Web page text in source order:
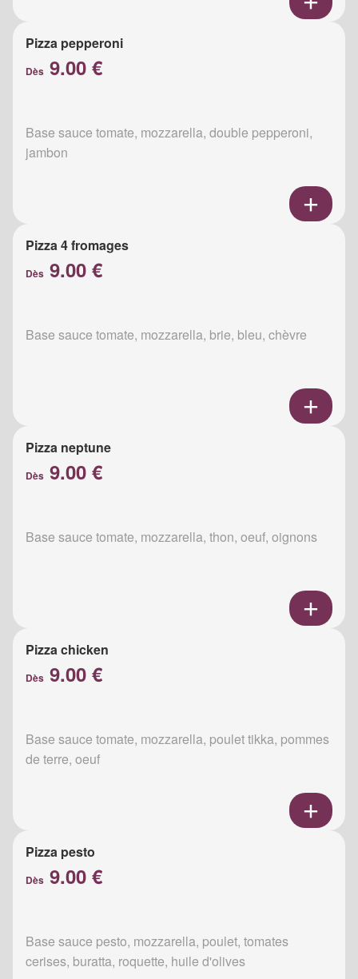
Pizza pepperoni
Dès 9.00 €
Base sauce tomate, mozzarella, double pepperoni,
jambon
Pizza 4 fromages
Dès 9.00 €
Base sauce tomate, mozzarella, brie, bleu, chèvre
Pizza neptune
Dès 9.00 €
Base sauce tomate, mozzarella, thon, oeuf, oignons
Pizza chicken
Dès 9.00 €
Base sauce tomate, mozzarella, poulet tikka, pommes
de terre, oeuf
Pizza pesto
Dès 9.00 €
Base sauce pesto, mozzarella, poulet, tomates
cerises, buratta, roquette, huile d'olives